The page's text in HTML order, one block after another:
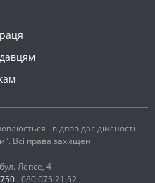
і відповідає дійсності
Всі права захищені.
Лепсе, 4
080 075 21 52